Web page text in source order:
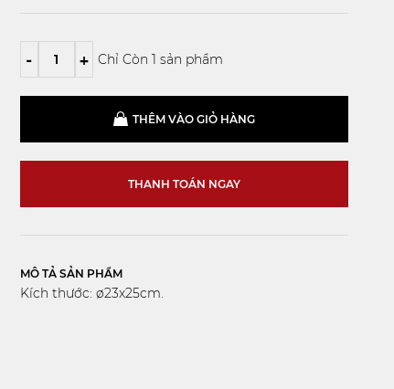
- + Chỉ Còn 1 sản phẩm
THÊM VÀO GIỎ HÀNG
THANH TOÁN NGAY
MÔ TẢ SẢN PHẨM
Kích thước: ø23x25cm.